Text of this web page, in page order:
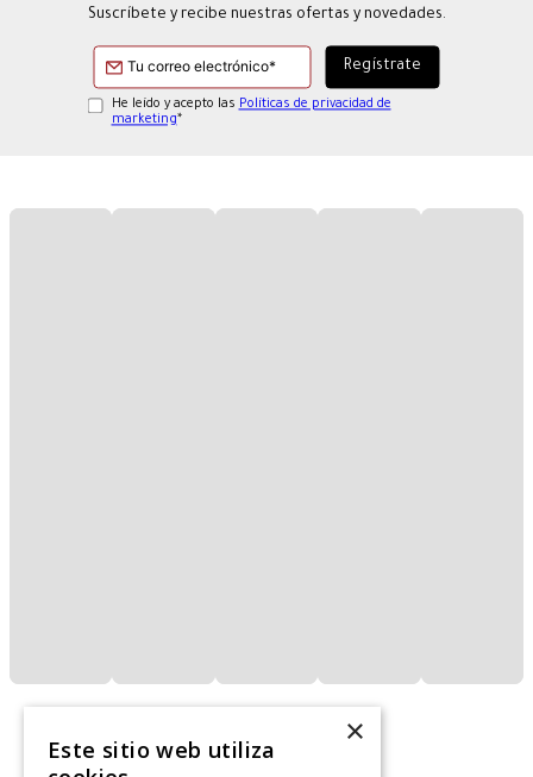
Suscríbete y recibe nuestras ofertas y novedades.
He leído y acepto las Políticas de privacidad de
marketing*
×
Este sitio web utiliza